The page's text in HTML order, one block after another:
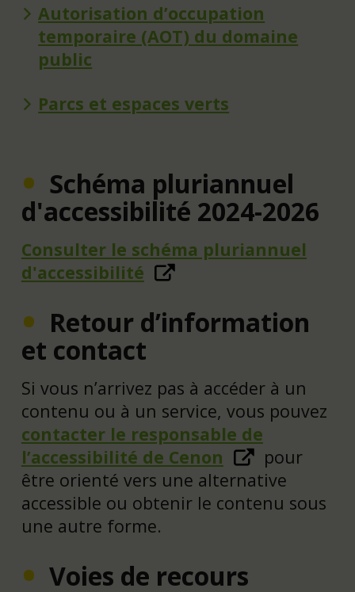
Autorisation d’occupation
temporaire (AOT) du domaine
public
Parcs et espaces verts
Schéma pluriannuel
d'accessibilité 2024-2026
Consulter le schéma pluriannuel
d'accessibilité
Retour d’information
et contact
Si vous n’arrivez pas à accéder à un
contenu ou à un service, vous pouvez
contacter le responsable de
l’accessibilité de Cenon
pour
être orienté vers une alternative
accessible ou obtenir le contenu sous
une autre forme.
Voies de recours